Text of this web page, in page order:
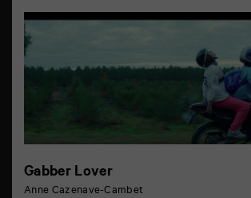
Gabber Lover
Anne Cazenave-Cambet